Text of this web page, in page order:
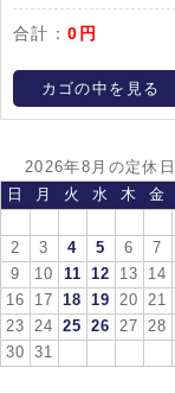
合計：0円
カゴの中を見る
2026年8月の定休日
日
月 火 水 木 金
2
3 4 5 6 7
9
10 11 12 13 14
16
17 18 19 20 21
23
24 25 26 27 28
30
31